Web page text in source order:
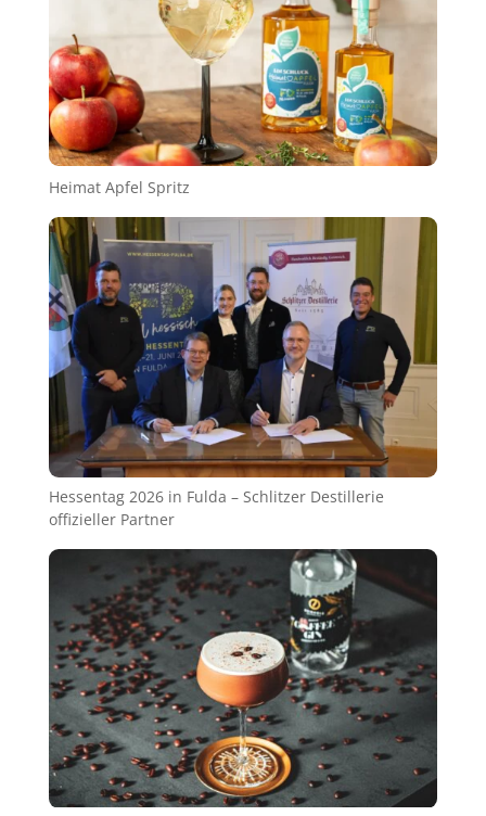
Heimat Apfel Spritz
Hessentag 2026 in Fulda – Schlitzer Destillerie
offizieller Partner